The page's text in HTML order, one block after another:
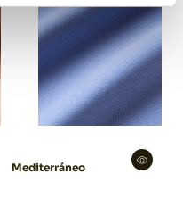
Mediterráneo